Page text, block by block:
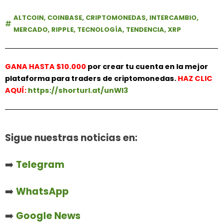
ALTCOIN, COINBASE, CRIPTOMONEDAS, INTERCAMBIO,
MERCADO, RIPPLE, TECNOLOGÍA, TENDENCIA, XRP
GANA HASTA $10.000 por crear tu cuenta en la mejor
plataforma para traders de criptomonedas. HAZ CLIC
AQUÍ: https://shorturl.at/unWl3
Sigue nuestras noticias en:
➡️ Telegram
➡️WhatsApp
➡️ Google News